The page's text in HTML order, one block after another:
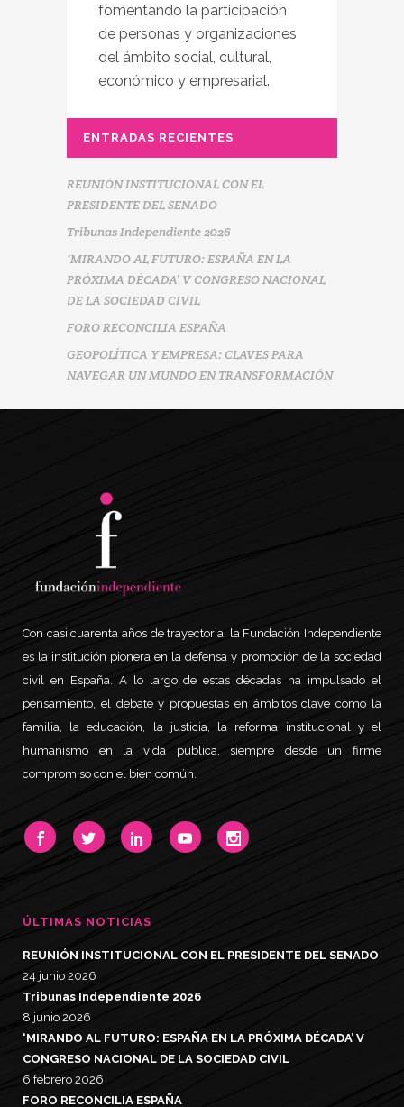
fomentando la participación
de personas y organizaciones
del ámbito social, cultural,
económico y empresarial.
ENTRADAS RECIENTES
REUNIÓN INSTITUCIONAL CON EL
PRESIDENTE DEL SENADO
Tribunas Independiente 2026
‘MIRANDO AL FUTURO: ESPAÑA EN LA
PRÓXIMA DÉCADA’ V CONGRESO NACIONAL
DE LA SOCIEDAD CIVIL
FORO RECONCILIA ESPAÑA
GEOPOLÍTICA Y EMPRESA: CLAVES PARA
NAVEGAR UN MUNDO EN TRANSFORMACIÓN
Con casi cuarenta años de trayectoria, la Fundación Independiente
es la institución pionera en la defensa y promoción de la sociedad
civil en España. A lo largo de estas décadas ha impulsado el
pensamiento, el debate y propuestas en ámbitos clave como la
familia, la educación, la justicia, la reforma institucional y el
humanismo en la vida pública, siempre desde un firme
compromiso con el bien común.
ÚLTIMAS NOTICIAS
REUNIÓN INSTITUCIONAL CON EL PRESIDENTE DEL SENADO
24 junio 2026
Tribunas Independiente 2026
8 junio 2026
‘MIRANDO AL FUTURO: ESPAÑA EN LA PRÓXIMA DÉCADA’ V
CONGRESO NACIONAL DE LA SOCIEDAD CIVIL
6 febrero 2026
FORO RECONCILIA ESPAÑA